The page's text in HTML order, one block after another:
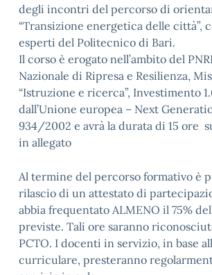
degli incontri del percorso di
“Transizione energetica delle città”,
esperti del Politecnico di Bari.
Il corso è erogato nell’ambito del
Nazionale di Ripresa e Resilienza,
“Istruzione e ricerca”, Investimento
dall’Unione europea – Next
934/2002 e avrà la durata di 15 ore
in allegato
Al termine del percorso formativo è
rilascio di un attestato di
abbia frequentato ALMENO il 75%
previste. Tali ore saranno
PCTO. I docenti in servizio, in base
curriculare, presteranno